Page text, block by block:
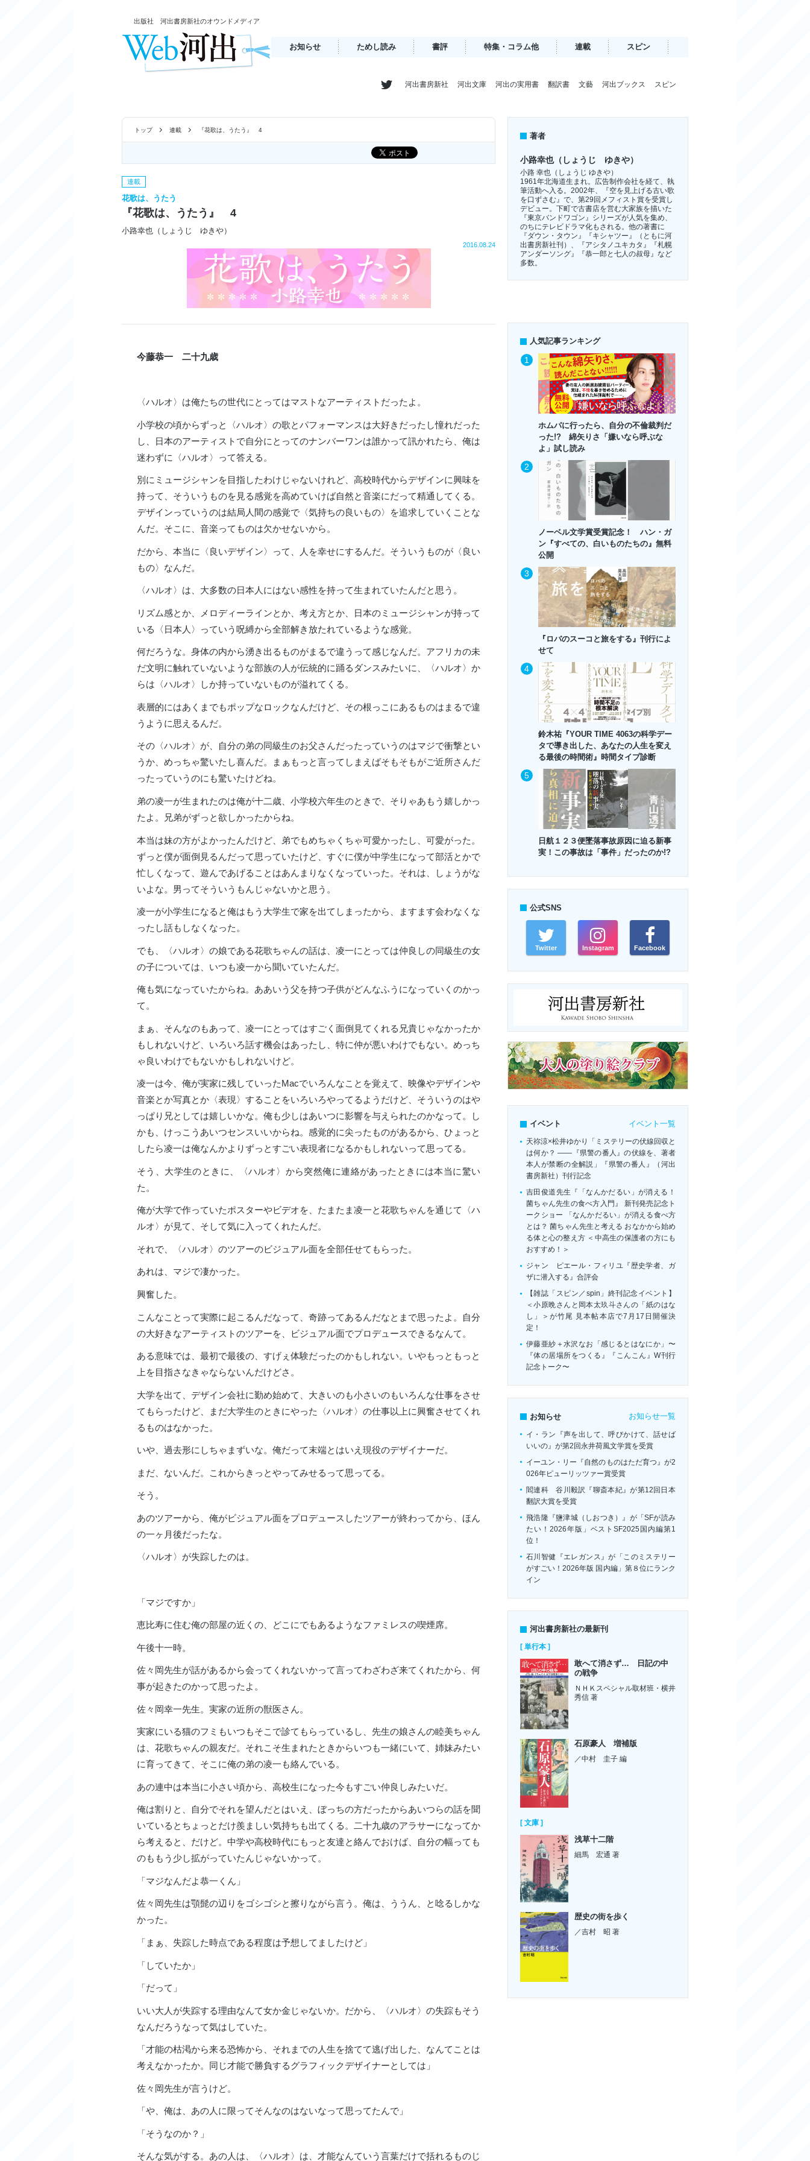
出版社 河出書房新社のオウンドメディア
お知らせ ためし読み 書評 特集・コラム他 連載 スピン
河出書房新社 河出文庫 河出の実用書 翻訳書 文藝 河出ブックス スピン
トップ 連載 『花歌は、うたう』 4
連載
花歌は、うたう
『花歌は、うたう』 4
小路幸也（しょうじ ゆきや）
2016.08.24
今藤恭一 二十九歳
〈ハルオ〉は俺たちの世代にとってはマストなアーティストだったよ。
小学校の頃からずっと〈ハルオ〉の歌とパフォーマンスは大好きだったし憧れだった
し、日本のアーティストで自分にとってのナンバーワンは誰かって訊かれたら、俺は
迷わずに〈ハルオ〉って答える。
別にミュージシャンを目指したわけじゃないけれど、高校時代からデザインに興味を
持って、そういうものを見る感覚を高めていけば自然と音楽にだって精通してくる。
デザインっていうのは結局人間の感覚で〈気持ちの良いもの〉を追求していくことな
んだ。そこに、音楽ってものは欠かせないから。
だから、本当に〈良いデザイン〉って、人を幸せにするんだ。そういうものが〈良い
もの〉なんだ。
〈ハルオ〉は、大多数の日本人にはない感性を持って生まれていたんだと思う。
リズム感とか、メロディーラインとか、考え方とか、日本のミュージシャンが持って
いる〈日本人〉っていう呪縛から全部解き放たれているような感覚。
何だろうな。身体の内から湧き出るものがまるで違うって感じなんだ。アフリカの未
だ文明に触れていないような部族の人が伝統的に踊るダンスみたいに、〈ハルオ〉か
らは〈ハルオ〉しか持っていないものが溢れてくる。
表層的にはあくまでもポップなロックなんだけど、その根っこにあるものはまるで違
うように思えるんだ。
その〈ハルオ〉が、自分の弟の同級生のお父さんだったっていうのはマジで衝撃とい
うか、めっちゃ驚いたし喜んだ。まぁもっと言ってしまえばそもそもがご近所さんだ
ったっていうのにも驚いたけどね。
弟の凌一が生まれたのは俺が十二歳、小学校六年生のときで、そりゃあもう嬉しかっ
たよ。兄弟がずっと欲しかったからね。
本当は妹の方がよかったんだけど、弟でもめちゃくちゃ可愛かったし、可愛がった。
ずっと僕が面倒見るんだって思っていたけど、すぐに僕が中学生になって部活とかで
忙しくなって、遊んであげることはあんまりなくなっていった。それは、しょうがな
いよな。男ってそういうもんじゃないかと思う。
凌一が小学生になると俺はもう大学生で家を出てしまったから、ますます会わなくな
ったし話もしなくなった。
でも、〈ハルオ〉の娘である花歌ちゃんの話は、凌一にとっては仲良しの同級生の女
の子については、いつも凌一から聞いていたんだ。
俺も気になっていたからね。ああいう父を持つ子供がどんなふうになっていくのかっ
て。
まぁ、そんなのもあって、凌一にとってはすごく面倒見てくれる兄貴じゃなかったか
もしれないけど、いろいろ話す機会はあったし、特に仲が悪いわけでもない。めっち
ゃ良いわけでもないかもしれないけど。
凌一は今、俺が実家に残していったMacでいろんなことを覚えて、映像やデザインや
音楽とか写真とか〈表現〉することをいろいろやってるようだけど、そういうのはや
っぱり兄としては嬉しいかな。俺も少しはあいつに影響を与えられたのかなって。し
かも、けっこうあいつセンスいいからね。感覚的に尖ったものがあるから、ひょっと
したら凌一は俺なんかよりずっとすごい表現者になるかもしれないって思ってる。
そう、大学生のときに、〈ハルオ〉から突然俺に連絡があったときには本当に驚い
た。
俺が大学で作っていたポスターやビデオを、たまたま凌一と花歌ちゃんを通じて〈ハ
ルオ〉が見て、そして気に入ってくれたんだ。
それで、〈ハルオ〉のツアーのビジュアル面を全部任せてもらった。
あれは、マジで凄かった。
興奮した。
こんなことって実際に起こるんだなって、奇跡ってあるんだなとまで思ったよ。自分
の大好きなアーティストのツアーを、ビジュアル面でプロデュースできるなんて。
ある意味では、最初で最後の、すげぇ体験だったのかもしれない。いやもっともっと
上を目指さなきゃならないんだけどさ。
大学を出て、デザイン会社に勤め始めて、大きいのも小さいのもいろんな仕事をさせ
てもらったけど、まだ大学生のときにやった〈ハルオ〉の仕事以上に興奮させてくれ
るものはなかった。
いや、過去形にしちゃまずいな。俺だって末端とはいえ現役のデザイナーだ。
まだ、ないんだ。これからきっとやってみせるって思ってる。
そう。
あのツアーから、俺がビジュアル面をプロデュースしたツアーが終わってから、ほん
の一ヶ月後だったな。
〈ハルオ〉が失踪したのは。
「マジですか」
恵比寿に住む俺の部屋の近くの、どこにでもあるようなファミレスの喫煙席。
午後十一時。
佐々岡先生が話があるから会ってくれないかって言ってわざわざ来てくれたから、何
事が起きたのかって思ったよ。
佐々岡幸一先生。実家の近所の獣医さん。
実家にいる猫のフミもいつもそこで診てもらっているし、先生の娘さんの睦美ちゃん
は、花歌ちゃんの親友だ。それこそ生まれたときからいつも一緒にいて、姉妹みたい
に育ってきて、そこに俺の弟の凌一も絡んでいる。
あの連中は本当に小さい頃から、高校生になった今もすごい仲良しみたいだ。
俺は割りと、自分でそれを望んだとはいえ、ぼっちの方だったからあいつらの話を聞
いているとちょっとだけ羨ましい気持ちも出てくる。二十九歳のアラサーになってか
ら考えると、だけど。中学や高校時代にもっと友達と絡んでおけば、自分の幅っても
のももう少し拡がっていたんじゃないかって。
「マジなんだよ恭一くん」
佐々岡先生は顎髭の辺りをゴシゴシと擦りながら言う。俺は、ううん、と唸るしかな
かった。
「まぁ、失踪した時点である程度は予想してましたけど」
「していたか」
「だって」
いい大人が失踪する理由なんて女か金じゃないか。だから、〈ハルオ〉の失踪もそう
なんだろうなって気はしていた。
「才能の枯渇から来る恐怖から、それまでの人生を捨てて逃げ出した、なんてことは
考えなかったか。同じ才能で勝負するグラフィックデザイナーとしては」
佐々岡先生が言うけど。
「や、俺は、あの人に限ってそんなのはないなって思ってたんで」
「そうなのか？」
そんな気がする。あの人は、〈ハルオ〉は、才能なんていう言葉だけで括れるものじ
著者
小路幸也（しょうじ ゆきや）
小路 幸也（しょうじ ゆきや）
1961年北海道生まれ。広告制作会社を経て、執
筆活動へ入る。2002年、『空を見上げる古い歌
を口ずさむ』で、第29回メフィスト賞を受賞し
デビュー。下町で古書店を営む大家族を描いた
『東京バンドワゴン』シリーズが人気を集め、
のちにテレビドラマ化もされる。他の著書に
『ダウン・タウン』『キシャツー』（ともに河
出書房新社刊）、『アシタノユキカタ』『札幌
アンダーソング』『恭一郎と七人の叔母』など
多数。
人気記事ランキング
ホムパに行ったら、自分の不倫裁判だ
った!? 綿矢りさ「嫌いなら呼ぶな
よ」試し読み
ノーベル文学賞受賞記念！ ハン・ガ
ン『すべての、白いものたちの』無料
公開
『ロバのスーコと旅をする』刊行によ
せて
鈴木祐『YOUR TIME 4063の科学デー
タで導き出した、あなたの人生を変え
る最後の時間術』時間タイプ診断
日航１２３便墜落事故原因に迫る新事
実！この事故は「事件」だったのか!?
公式SNS
Twitter Instagram Facebook
イベント イベント一覧
天祢涼×松井ゆかり「ミステリーの伏線回収と
は何か？ ――『県警の番人』の伏線を、著者
本人が禁断の全解説」『県警の番人』（河出
書房新社）刊行記念
吉田俊道先生『「なんかだるい」が消える！
菌ちゃん先生の食べ方入門』 新刊発売記念ト
ークショー 「なんかだるい」が消える食べ方
とは？ 菌ちゃん先生と考える おなかから始め
る体と心の整え方 ＜中高生の保護者の方にも
おすすめ！＞
ジャン゠ピエール・フィリユ『歴史学者、ガ
ザに潜入する』合評会
【雑誌「スピン／spin」終刊記念イベント】
＜小原晩さんと岡本太玖斗さんの「紙のはな
し」＞が竹尾 見本帖本店で7月17日開催決
定！
伊藤亜紗＋水沢なお「感じるとはなにか」〜
『体の居場所をつくる』『こんこん』W刊行
記念トーク〜
お知らせ お知らせ一覧
イ・ラン『声を出して、呼びかけて、話せば
いいの』が第2回永井荷風文学賞を受賞
イーユン・リー『自然のものはただ育つ』が2
026年ピューリッツァー賞受賞
閻連科 谷川毅訳『聊斎本紀』が第12回日本
翻訳大賞を受賞
飛浩隆『鹽津城（しおつき）』が「SFが読み
たい！2026年版」ベストSF2025国内編第1
位！
石川智健『エレガンス』が「このミステリー
がすごい！2026年版 国内編」第８位にランク
イン
河出書房新社の最新刊
[ 単行本 ]
敢へて消さず… 日記の中
の戦争
ＮＨＫスペシャル取材班・横井
秀信 著
石原豪人 増補版
／中村 圭子 編
[ 文庫 ]
浅草十二階
細馬 宏通 著
歴史の街を歩く
／吉村 昭 著